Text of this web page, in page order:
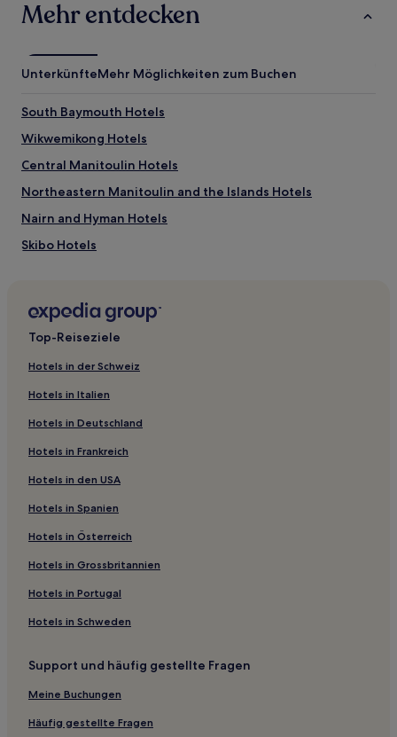
Mehr entdecken
UnterkünfteMehr Möglichkeiten zum Buchen
South Baymouth Hotels
Wikwemikong Hotels
Central Manitoulin Hotels
Northeastern Manitoulin and the Islands Hotels
Nairn and Hyman Hotels
Skibo Hotels
Blind River Hotels
Top-Reiseziele
Hotels in der Schweiz
Hotels in Italien
Hotels in Deutschland
Hotels in Frankreich
Hotels in den USA
Hotels in Spanien
Hotels in Österreich
Hotels in Grossbritannien
Hotels in Portugal
Hotels in Schweden
Support und häufig gestellte Fragen
Meine Buchungen
Häufig gestellte Fragen